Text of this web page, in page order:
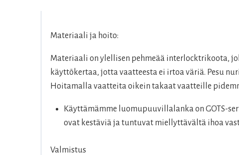
Materiaali ja hoito:
Materiaali on ylellisen pehmeää interlocktrikoota,
käyttökertaa, jotta vaatteesta ei irtoa väriä. Pesu
Hoitamalla vaatteita oikein takaat vaatteille
Käyttämämme luomupuuvillalanka on GOTS-
ovat kestäviä ja tuntuvat miellyttävältä ihoa
Valmistus